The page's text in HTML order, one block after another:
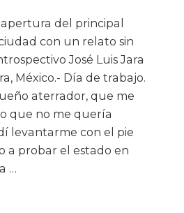
del principal
con un relato sin
José Luis Jara
México.- Día de trabajo.
aterrador, que me
que no me quería
levantarme con el pie
a probar el estado en
…